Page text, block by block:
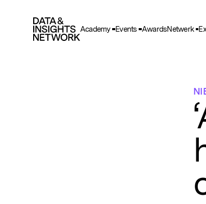
Academy Events AwardsNetwerk